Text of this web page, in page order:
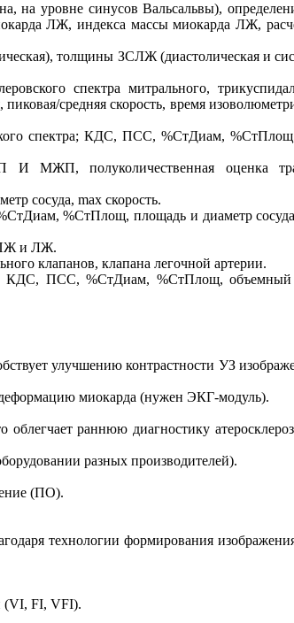
на уровне синусов Вальсальвы),
ЛЖ, индекса массы миокарда ЛЖ,
толщины ЗСЛЖ (диастолическая и
спектра митрального,
средняя скорость, время
спектра; КДС, ПСС, %СтДиам,
полуколичественная оценка
сосуда, max скорость.
%СтПлощ, площадь и диаметр
ПЖ и ЛЖ.
клапанов, клапана легочной артерии.
КДС, ПСС, %СтДиам, %СтПлощ,
улучшению контрастности УЗ
миокарда (нужен ЭКГ-модуль).
раннюю диагностику
разных производителей).
(ПО).
технологии формирования
(VI, FI, VFI).